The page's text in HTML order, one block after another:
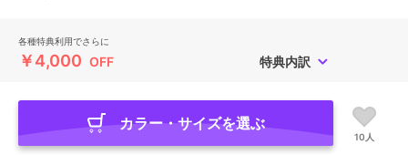
各種特典利用でさらに
￥4,000 OFF 特典内訳
カラー・サイズを選ぶ
10人